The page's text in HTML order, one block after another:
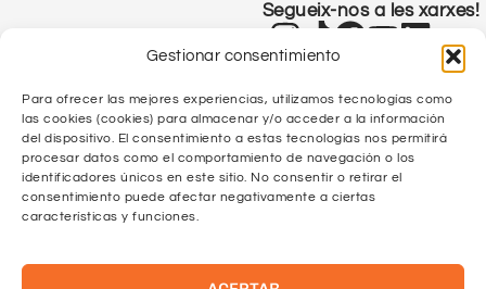
Gestionar consentimiento
Para ofrecer las mejores experiencias, utilizamos tecnologías como
las cookies (cookies) para almacenar y/o acceder a la información
del dispositivo. El consentimiento a estas tecnologías nos permitirá
procesar datos como el comportamiento de navegación o los
identificadores únicos en este sitio. No consentir o retirar el
consentimiento puede afectar negativamente a ciertas
características y funciones.
Segueix-nos a les xarxes!
Política de Privacitat
Política de Qualitat